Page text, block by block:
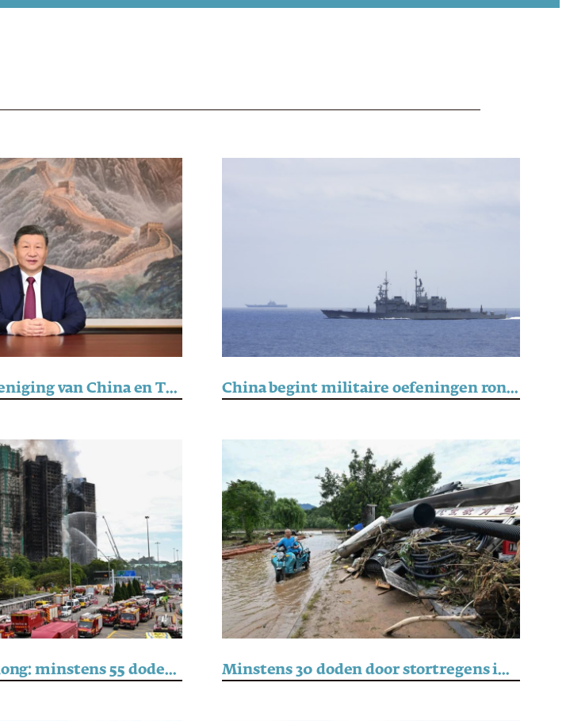
Xi Jinping: ‘Hereniging van China en Taiwan is onvermijdelijk’ China begint militaire oefeningen rond Taiwan
Brand in Hongkong: minstens 55 doden, drie arrestaties Minstens 30 doden door stortregens in en rondom Beijing